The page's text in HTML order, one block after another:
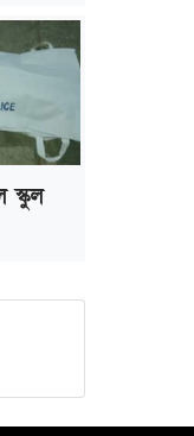
স্কুল